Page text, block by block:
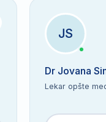
JS
Dr Jovana
Lekar opšte